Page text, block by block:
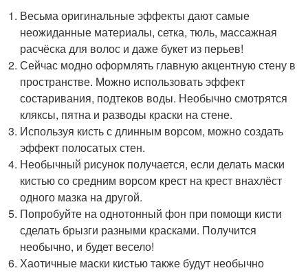
Весьма оригинальные эффекты дают самые
неожиданные материалы, сетка, тюль, массажная
расчёска для волос и даже букет из перьев!
Сейчас модно оформлять главную акцентную стену в
пространстве. Можно использовать эффект
состаривания, подтеков воды. Необычно смотрятся
кляксы, пятна и разводы краски на стене.
Используя кисть с длинным ворсом, можно создать
эффект полосатых стен.
Необычный рисунок получается, если делать маски
кистью со средним ворсом крест на крест внахлёст
одного мазка на другой.
Попробуйте на однотонный фон при помощи кисти
сделать брызги разными красками. Получится
необычно, и будет весело!
Хаотичные маски кистью также будут необычно